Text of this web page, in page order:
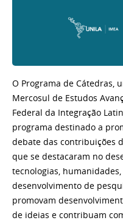
O Programa de Cátedras,
Mercosul de Estudos
Federal da Integração
programa destinado a
debate das contribuições
que se destacaram no
tecnologias,
desenvolvimento de
promovam
de ideias e contribuam